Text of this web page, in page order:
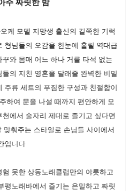
케 모델 지망생 출신의 길쭉한 기럭
형님들의 오감을 한눈에 홀릴 역대급
와 몸매 어느 하나 거를 타석 없는
의 지친 영혼을 달래줄 완벽한 비밀
주류 세트의 푸짐한 구성과 친절함이
하여 문을 나설 때까지 편안하게 모
에서 술자리 제대로 즐기고 싶다면
춰주는 스타일로 손님들 사이에서
입니다
못한 상동노래클럽만의 야릇하고
평노래바에서 즐기는 은밀하고 짜릿